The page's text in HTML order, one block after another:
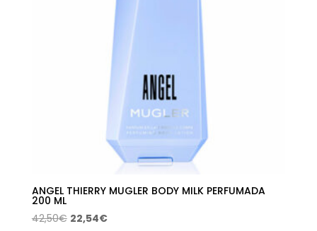
ANGEL THIERRY MUGLER BODY MILK PERFUMADA
200 ML
42,50€ El
22,54€El